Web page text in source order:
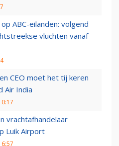
ABC-eilanden: volgend
vluchten vanaf
CEO moet het tij keren
Air India
vrachtafhandelaar
Luik Airport